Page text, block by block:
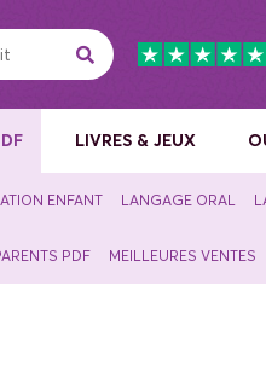
LIVRES & JEUX
ENFANT LANGAGE ORAL
PDF MEILLEURES VENTES